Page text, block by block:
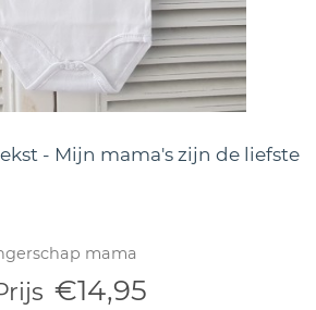
- Mijn mama's zijn de liefste
mama
€14,95